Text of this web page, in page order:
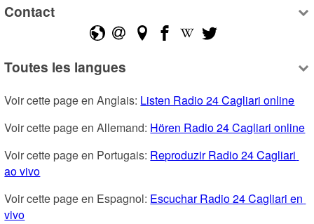
Contact
Toutes les langues
Voir cette page en Anglais: Listen Radio 24 Cagliari online
Voir cette page en Allemand: Hören Radio 24 Cagliari online
Voir cette page en Portugais: Reproduzir Radio 24 Cagliari
ao vivo
Voir cette page en Espagnol: Escuchar Radio 24 Cagliari en
vivo